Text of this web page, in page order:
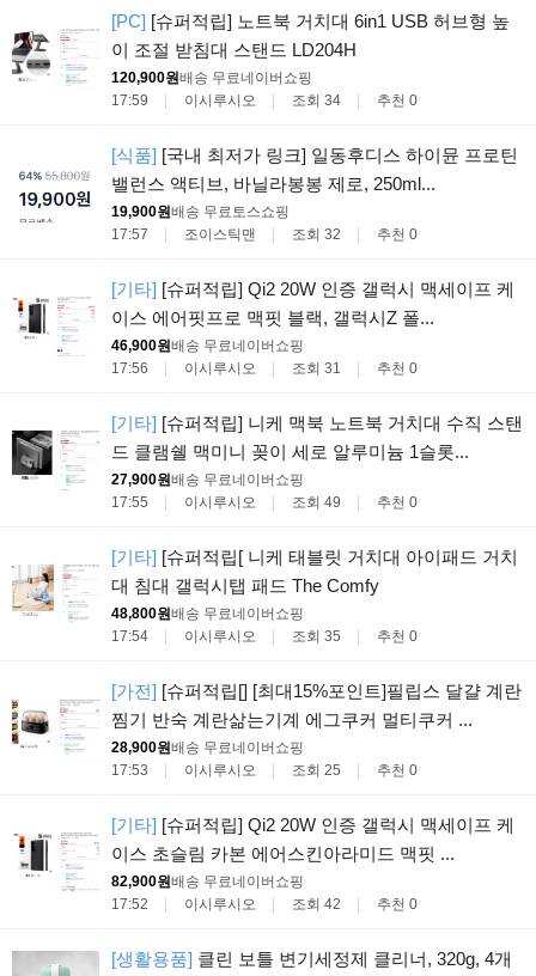
[PC] [슈퍼적립] 노트북 거치대 6in1 USB 허브형 높
이 조절 받침대 스탠드 LD204H
120,900원배송 무료네이버쇼핑
17:59
이시루시오 조회 34 추천 0
[식품] [국내 최저가 링크] 일동후디스 하이뮨 프로틴
밸런스 액티브, 바닐라봉봉 제로, 250ml...
19,900원배송 무료토스쇼핑
17:57
조이스틱맨 조회 32 추천 0
[기타] [슈퍼적립] Qi2 20W 인증 갤럭시 맥세이프 케
이스 에어핏프로 맥핏 블랙, 갤럭시Z 폴...
46,900원배송 무료네이버쇼핑
17:56
이시루시오 조회 31 추천 0
[기타] [슈퍼적립] 니케 맥북 노트북 거치대 수직 스탠
드 클램쉘 맥미니 꽂이 세로 알루미늄 1슬롯...
27,900원배송 무료네이버쇼핑
17:55
이시루시오 조회 49 추천 0
[기타] [슈퍼적립[ 니케 태블릿 거치대 아이패드 거치
대 침대 갤럭시탭 패드 The Comfy
48,800원배송 무료네이버쇼핑
17:54
이시루시오 조회 35 추천 0
[가전] [슈퍼적립[] [최대15%포인트]필립스 달걀 계란
찜기 반숙 계란삶는기계 에그쿠커 멀티쿠커 ...
28,900원배송 무료네이버쇼핑
17:53
이시루시오 조회 25 추천 0
[기타] [슈퍼적립] Qi2 20W 인증 갤럭시 맥세이프 케
이스 초슬림 카본 에어스킨아라미드 맥핏 ...
82,900원배송 무료네이버쇼핑
17:52
이시루시오 조회 42 추천 0
[생활용품] 클린 보틀 변기세정제 클리너, 320g, 4개